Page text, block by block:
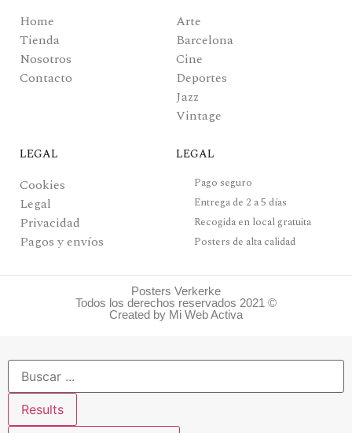
Home
Tienda
Nosotros
Contacto
Arte
Barcelona
Cine
Deportes
Jazz
Vintage
LEGAL
Cookies
Legal
Privacidad
Pagos y envíos
LEGAL
Pago seguro
Entrega de 2 a 5 días
Recogida en local gratuita
Posters de alta calidad
Posters Verkerke
Todos los derechos reservados 2021 ©
Created by Mi Web Activa
Results